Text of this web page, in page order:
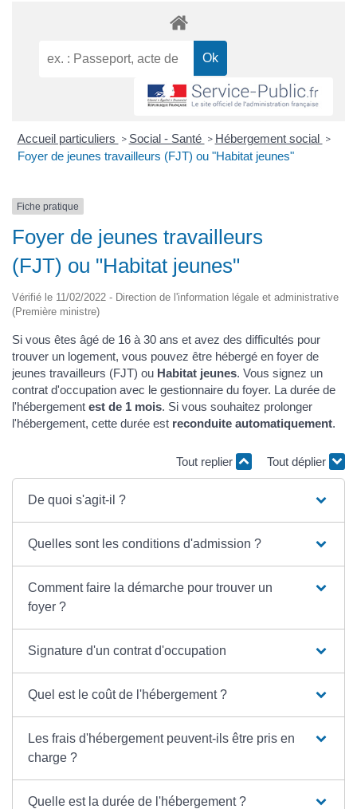
Accueil particuliers > Social - Santé > Hébergement social >
Foyer de jeunes travailleurs (FJT) ou "Habitat jeunes"
Fiche pratique
Foyer de jeunes travailleurs
(FJT) ou "Habitat jeunes"
Vérifié le 11/02/2022 - Direction de l'information légale et administrative
(Première ministre)
Si vous êtes âgé de 16 à 30 ans et avez des difficultés pour
trouver un logement, vous pouvez être hébergé en foyer de
jeunes travailleurs (FJT) ou Habitat jeunes. Vous signez un
contrat d'occupation avec le gestionnaire du foyer. La durée de
l'hébergement est de 1 mois. Si vous souhaitez prolonger
l'hébergement, cette durée est reconduite automatiquement.
Tout replier Tout déplier
De quoi s'agit-il ?
Quelles sont les conditions d'admission ?
Comment faire la démarche pour trouver un
foyer ?
Signature d'un contrat d'occupation
Quel est le coût de l'hébergement ?
Les frais d'hébergement peuvent-ils être pris en
charge ?
Quelle est la durée de l'hébergement ?